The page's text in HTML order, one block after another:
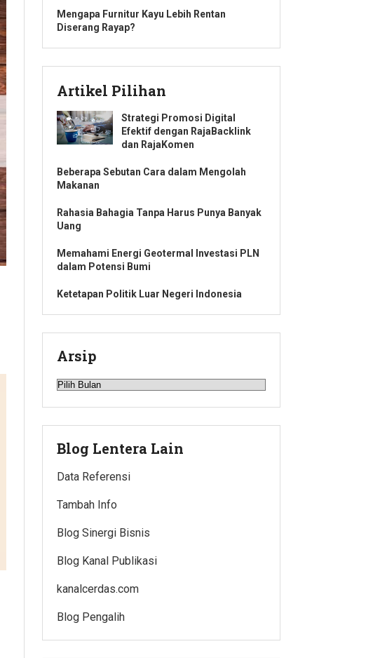
Mengapa Furnitur Kayu Lebih Rentan
Diserang Rayap?
Artikel Pilihan
Strategi Promosi Digital
Efektif dengan RajaBacklink
dan RajaKomen
Beberapa Sebutan Cara dalam Mengolah
Makanan
Rahasia Bahagia Tanpa Harus Punya Banyak
Uang
Memahami Energi Geotermal Investasi PLN
dalam Potensi Bumi
Ketetapan Politik Luar Negeri Indonesia
Arsip
Arsip
Blog Lentera Lain
Data Referensi
Tambah Info
Blog Sinergi Bisnis
Blog Kanal Publikasi
kanalcerdas.com
Blog Pengalih